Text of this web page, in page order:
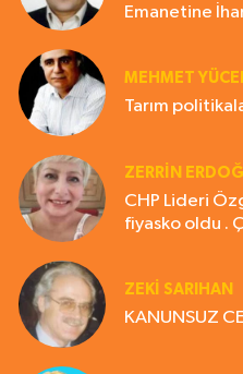
Emanetine
MEHMET
Tarım
ZERRIN
CHP Lideri
fiyasko oldu .
ZEKI SARIHAN
KANUNSUZ